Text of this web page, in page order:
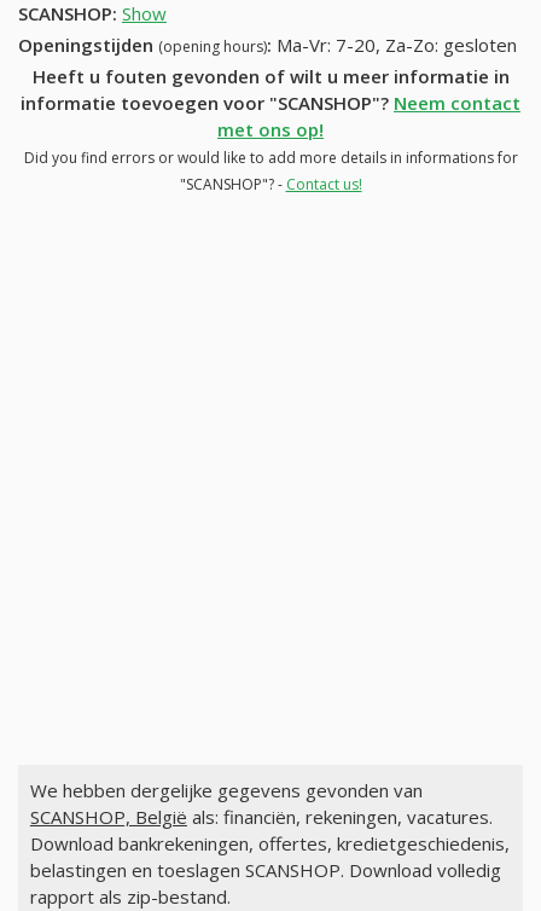
SCANSHOP: Show
Openingstijden (opening hours): Ma-Vr: 7-20, Za-Zo: gesloten
Heeft u fouten gevonden of wilt u meer informatie in
informatie toevoegen voor "SCANSHOP"? Neem contact
met ons op!
Did you find errors or would like to add more details in informations for
"SCANSHOP"? - Contact us!
We hebben dergelijke gegevens gevonden van
SCANSHOP, België als: financiën, rekeningen, vacatures.
Download bankrekeningen, offertes, kredietgeschiedenis,
belastingen en toeslagen SCANSHOP. Download volledig
rapport als zip-bestand.